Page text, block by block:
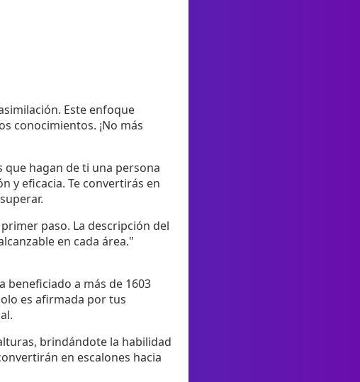
Este enfoque
conocimientos. ¡No más
hagan de ti una persona
y eficacia. Te convertirás en
paso. La descripción del
en cada área."
beneficiado a más de 1603
es afirmada por tus
brindándote la habilidad
en escalones hacia